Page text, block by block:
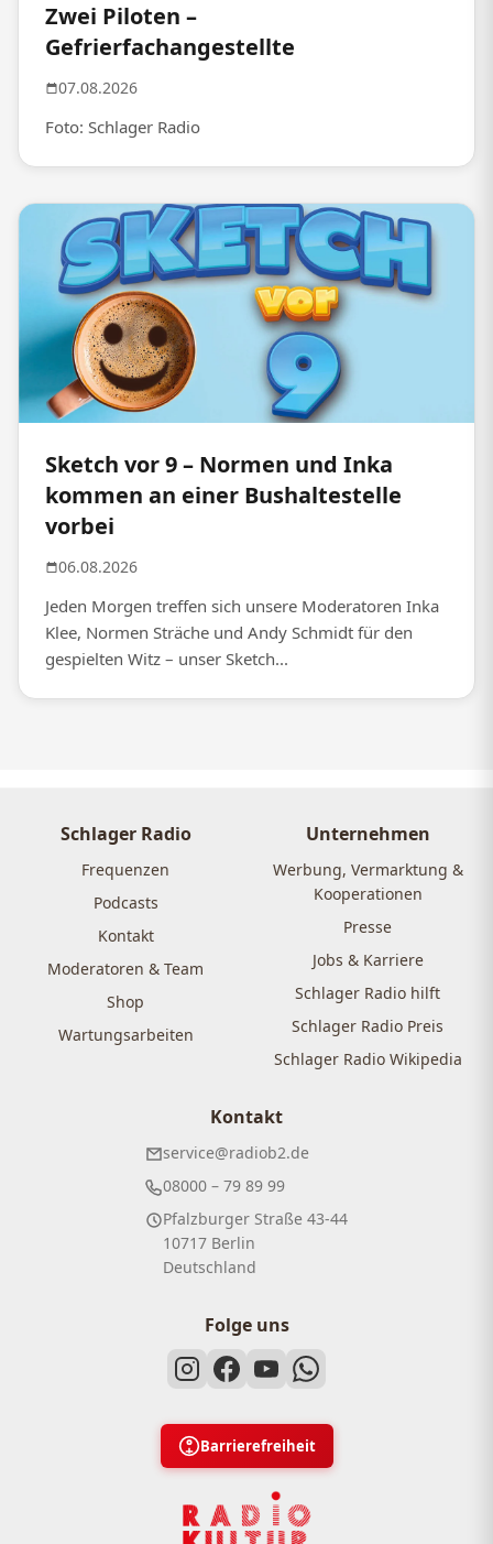
Zwei Piloten –
Gefrierfachangestellte
07.08.2026
Foto: Schlager Radio
Sketch vor 9 – Normen und Inka
kommen an einer Bushaltestelle
vorbei
06.08.2026
Jeden Morgen treffen sich unsere Moderatoren Inka
Klee, Normen Sträche und Andy Schmidt für den
gespielten Witz – unser Sketch...
Schlager Radio
Frequenzen
Podcasts
Kontakt
Moderatoren & Team
Shop
Wartungsarbeiten
Unternehmen
Werbung, Vermarktung &
Kooperationen
Presse
Jobs & Karriere
Schlager Radio hilft
Schlager Radio Preis
Schlager Radio Wikipedia
Kontakt
service@radiob2.de
08000 – 79 89 99
Pfalzburger Straße 43-44
10717 Berlin
Deutschland
Folge uns
Barrierefreiheit